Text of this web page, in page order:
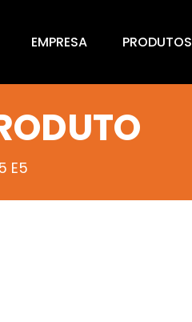
EMPRESA PRODUTOS
E5